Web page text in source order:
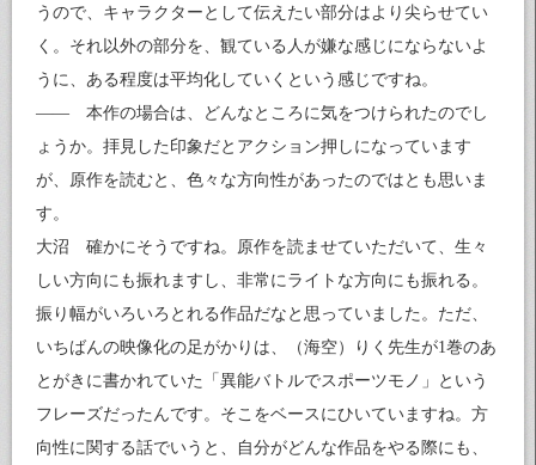
うので、キャラクターとして伝えたい部分はより尖らせてい
く。それ以外の部分を、観ている人が嫌な感じにならないよ
うに、ある程度は平均化していくという感じですね。
—— 本作の場合は、どんなところに気をつけられたのでし
ょうか。拝見した印象だとアクション押しになっています
が、原作を読むと、色々な方向性があったのではとも思いま
す。
大沼 確かにそうですね。原作を読ませていただいて、生々
しい方向にも振れますし、非常にライトな方向にも振れる。
振り幅がいろいろとれる作品だなと思っていました。ただ、
いちばんの映像化の足がかりは、（海空）りく先生が1巻のあ
とがきに書かれていた「異能バトルでスポーツモノ」という
フレーズだったんです。そこをベースにひいていますね。方
向性に関する話でいうと、自分がどんな作品をやる際にも、